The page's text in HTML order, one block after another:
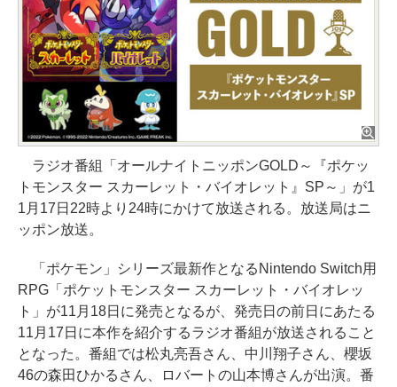
ラジオ番組「オールナイトニッポンGOLD～『ポケッ
トモンスター スカーレット・バイオレット』SP～」が1
1月17日22時より24時にかけて放送される。放送局はニ
ッポン放送。
「ポケモン」シリーズ最新作となるNintendo Switch用
RPG「ポケットモンスター スカーレット・バイオレッ
ト」が11月18日に発売となるが、発売日の前日にあたる
11月17日に本作を紹介するラジオ番組が放送されること
となった。番組では松丸亮吾さん、中川翔子さん、櫻坂
46の森田ひかるさん、ロバートの山本博さんが出演。番